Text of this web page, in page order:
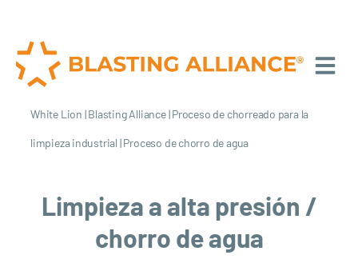
White Lion |Blasting Alliance|Proceso de chorreado para la
limpieza industrial |Proceso de chorro de agua
Limpieza a alta presión /
chorro de agua